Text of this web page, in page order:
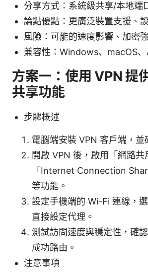
分享方式：系統級共享/本地端
論點優點：更廣泛裝置支援、
風險：可能的速度影響、加密
兼容性：Windows、macOS
方案一：使用 VPN 提
共享功能
步驟概述
電腦端安裝 VPN 客戶端，並
開啟 VPN 後，啟用「網路共
「Internet Connection
等功能。
設定手機端的 Wi-Fi 連線，
直接設定代理。
測試訪問速度與穩定性，確
成功路由。
注意事項